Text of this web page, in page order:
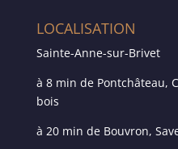
LOCALISATION
Sainte-Anne-sur-Brivet
à 8 min de Pontchâteau,
bois
à 20 min de Bouvron,